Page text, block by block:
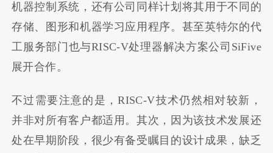
机器控制系统，还有公司同样计划将其用于不同的
存储、图形和机器学习应用程序。甚至英特尔的代
工服务部门也与RISC-V处理器解决方案公司SiFive
展开合作。
不过需要注意的是，RISC-V技术仍然相对较新，
并非对所有客户都适用。其次，因为该技术发展还
处在早期阶段，很少有备受瞩目的设计成果，缺乏